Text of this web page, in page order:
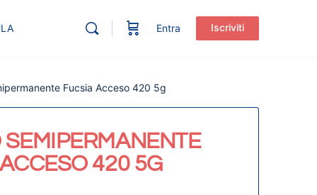
Entra Iscriviti
Fucsia Acceso 420 5g
SEMIPERMANENTE
420 5G